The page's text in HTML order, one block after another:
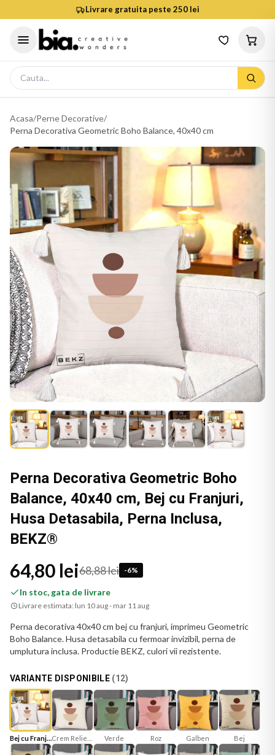
Livrare gratuita peste 250 lei
Acasa/Perne Decorative/
Perna Decorativa Geometric Boho Balance, 40x40 cm
Perna Decorativa Geometric Boho
Balance, 40x40 cm, Bej cu Franjuri,
Husa Detasabila, Perna Inclusa,
BEKZ®
64,80 lei68,88 lei -6%
In stoc, gata de livrare
Livrare estimata: lun 10 aug - mar 11 aug
Perna decorativa 40x40 cm bej cu franjuri, imprimeu Geometric
Boho Balance. Husa detasabila cu fermoar invizibil, perna de
umplutura inclusa. Productie BEKZ, culori vii rezistente.
VARIANTE DISPONIBILE (12)
Bej cu Franjuri Verde Roz Galben Bej